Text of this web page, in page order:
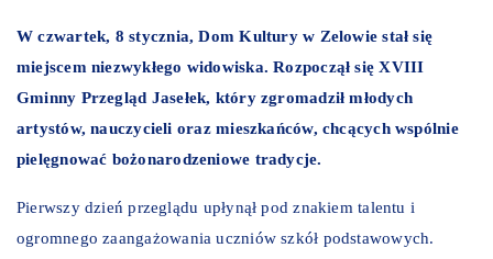
W czwartek, 8 stycznia, Dom Kultury w Zelowie stał się
miejscem niezwykłego widowiska. Rozpoczął się XVIII
Gminny Przegląd Jasełek, który zgromadził młodych
artystów, nauczycieli oraz mieszkańców, chcących wspólnie
pielęgnować bożonarodzeniowe tradycje.
Pierwszy dzień przeglądu upłynął pod znakiem talentu i
ogromnego zaangażowania uczniów szkół podstawowych.